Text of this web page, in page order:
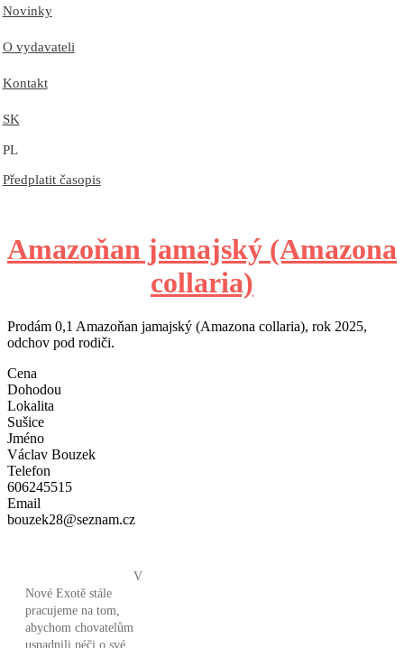
Novinky
O vydavateli
Kontakt
SK
PL
Předplatit časopis
Amazoňan jamajský (Amazona
collaria)
Prodám 0,1 Amazoňan jamajský (Amazona collaria), rok 2025,
odchov pod rodiči.
Cena
Dohodou
Lokalita
Sušice
Jméno
Václav Bouzek
Telefon
606245515
Email
bouzek28@seznam.cz
V
Nové Exotě stále
pracujeme na tom,
abychom chovatelům
usnadnili péči o své